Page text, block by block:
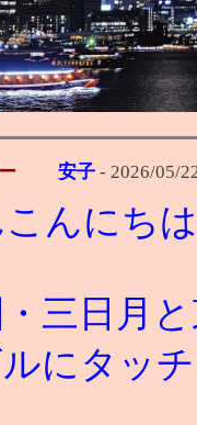
安子 - 2026/05/
んにち
・三日月
ルにタッ